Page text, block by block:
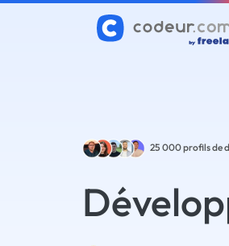
25 000profils de